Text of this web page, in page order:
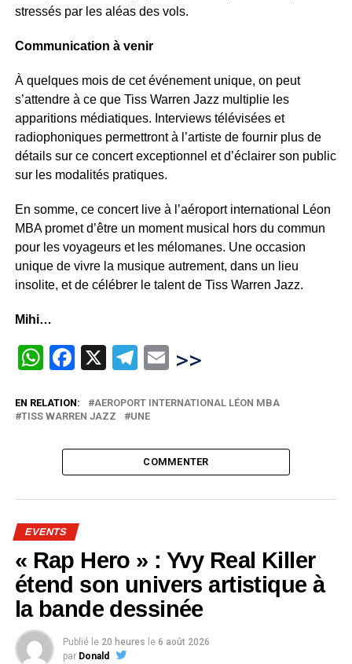
stressés par les aléas des vols.
Communication à venir
À quelques mois de cet événement unique, on peut
s’attendre à ce que Tiss Warren Jazz multiplie les
apparitions médiatiques. Interviews télévisées et
radiophoniques permettront à l’artiste de fournir plus de
détails sur ce concert exceptionnel et d’éclairer son public
sur les modalités pratiques.
En somme, ce concert live à l’aéroport international Léon
MBA promet d’être un moment musical hors du commun
pour les voyageurs et les mélomanes. Une occasion
unique de vivre la musique autrement, dans un lieu
insolite, et de célébrer le talent de Tiss Warren Jazz.
Mihi…
WhatsApp
Facebook
X Telegram
Email
>>
EN RELATION:
AEROPORT INTERNATIONAL LÉON MBA
TISS WARREN JAZZ
UNE
COMMENTER
EVENTS
« Rap Hero » : Yvy Real Killer
étend son univers artistique à
la bande dessinée
Publié le 20 heures le 6 août 2026
par Donald